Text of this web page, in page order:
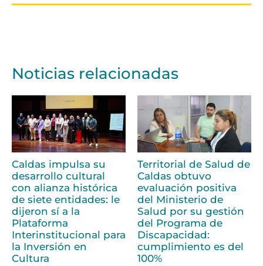
Noticias relacionadas
Caldas impulsa su
desarrollo cultural
con alianza histórica
de siete entidades: le
dijeron sí a la
Plataforma
Interinstitucional para
la Inversión en
Cultura
Territorial de Salud de
Caldas obtuvo
evaluación positiva
del Ministerio de
Salud por su gestión
del Programa de
Discapacidad:
cumplimiento es del
100%